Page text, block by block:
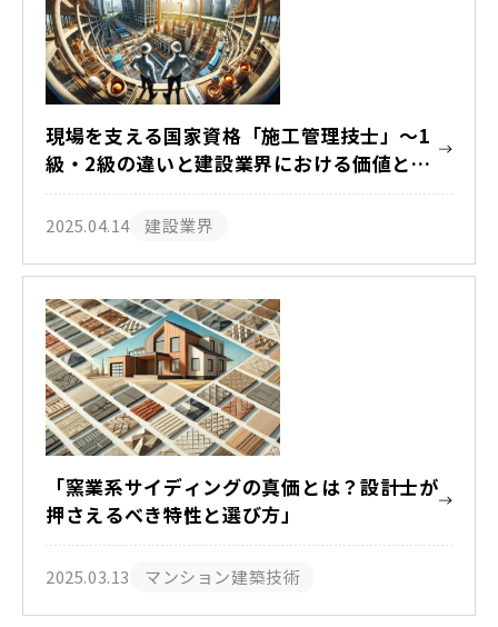
現場を支える国家資格「施工管理技士」〜1
級・2級の違いと建設業界における価値と
は〜
2025.04.14 建設業界
「窯業系サイディングの真価とは？設計士が
押さえるべき特性と選び方」
2025.03.13 マンション建築技術